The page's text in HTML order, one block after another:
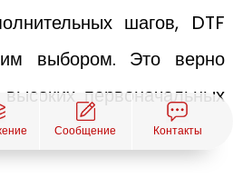
шагов, DTF
выбором. Это верно
первоначальных
Сообщение Контакты